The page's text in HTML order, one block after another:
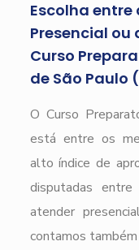
Escolha
Presencial ou
Curso
de São Paulo
O Curso
está entre os
alto índice de
disputadas
atender
contamos